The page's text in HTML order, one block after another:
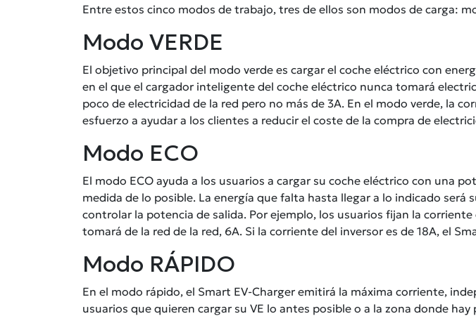
Entre estos cinco modos de trabajo, tres de ellos son modos de carga:
Modo VERDE
El objetivo principal del modo verde es cargar el coche eléctrico con
en el que el cargador inteligente del coche eléctrico nunca tomará
poco de electricidad de la red pero no más de 3A. En el modo verde, la
esfuerzo a ayudar a los clientes a reducir el coste de la compra de
Modo ECO
El modo ECO ayuda a los usuarios a cargar su coche eléctrico con una
medida de lo posible. La energía que falta hasta llegar a lo indicado
controlar la potencia de salida. Por ejemplo, los usuarios fijan la
tomará de la red de la red, 6A. Si la corriente del inversor es de 18A, el
Modo RÁPIDO
En el modo rápido, el Smart EV-Charger emitirá la máxima corriente,
usuarios que quieren cargar su VE lo antes posible o a la zona donde